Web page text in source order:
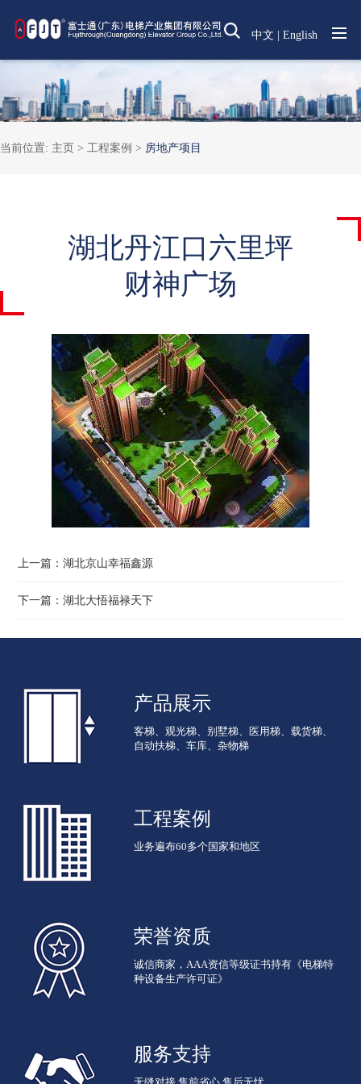
中文 |English
当前位置: 主页 > 工程案例 > 房地产项目
湖北丹江口六里坪
财神广场
上一篇：湖北京山幸福鑫源
下一篇：湖北大悟福禄天下
产品展示
客梯、观光梯、别墅梯、医用梯、载货梯、
自动扶梯、车库、杂物梯
工程案例
业务遍布60多个国家和地区
荣誉资质
诚信商家，AAA资信等级证书持有《电梯特
种设备生产许可证》
服务支持